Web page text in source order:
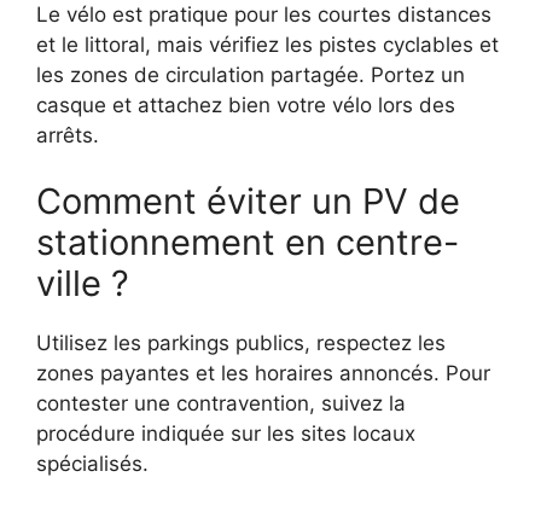
Le vélo est pratique pour les courtes distances
et le littoral, mais vérifiez les pistes cyclables et
les zones de circulation partagée. Portez un
casque et attachez bien votre vélo lors des
arrêts.
Comment éviter un PV de
stationnement en centre-
ville ?
Utilisez les parkings publics, respectez les
zones payantes et les horaires annoncés. Pour
contester une contravention, suivez la
procédure indiquée sur les sites locaux
spécialisés.